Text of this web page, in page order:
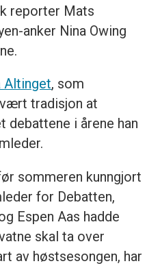
reporter Mats
anker Nina Owing
Altinget, som
tradisjon at
debattene i årene han
sommeren kunngjort
for Debatten,
Espen Aas hadde
skal ta over
av høstsesongen, har